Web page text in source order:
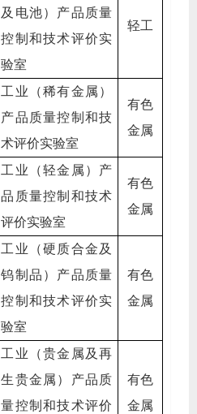
及电池）产品质量
控制和技术评价实
验室
轻工
工业（稀有金属）
产品质量控制和技
术评价实验室
有色
金属
工业（轻金属）产
品质量控制和技术
评价实验室
有色
金属
工业（硬质合金及
钨制品）产品质量
控制和技术评价实
验室
有色
金属
工业（贵金属及再
生贵金属）产品质
量控制和技术评价
有色
金属